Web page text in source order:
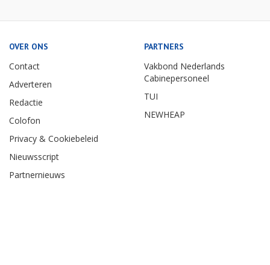
OVER ONS
Contact
Adverteren
Redactie
Colofon
Privacy & Cookiebeleid
Nieuwsscript
Partnernieuws
PARTNERS
Vakbond Nederlands
Cabinepersoneel
TUI
NEWHEAP